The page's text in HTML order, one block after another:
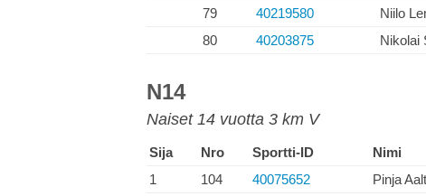
79
40219580 Niilo
80
40203875 Nikolai
N14
Naiset 14 vuotta 3 km V
Sija Nro Sportti-ID Nimi
1
104 40075652 Pinja